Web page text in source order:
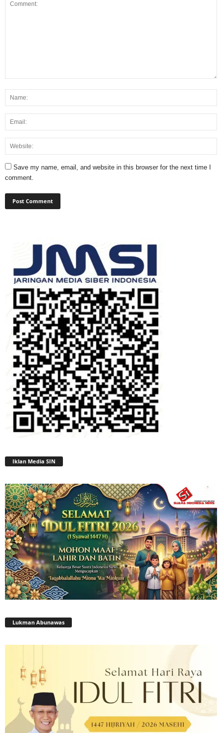
Save my name, email, and website in this browser for the next time I
comment.
Iklan Media SIN
Lukman Abunawas